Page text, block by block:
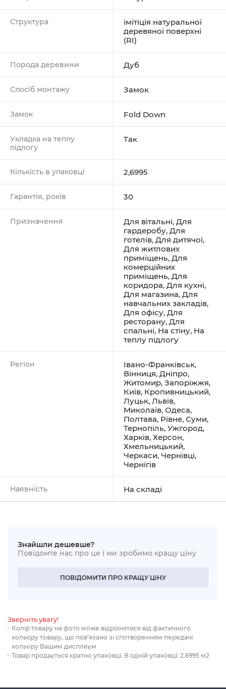
Структура
імітіція натуральної
деревяної поверхні
(RI)
Порода деревини Дуб
Спосіб монтажу Замок
Замок Fold Down
Укладка на теплу
підлогу
Так
Кількість в упаковці 2,6995
Гарантія, років 30
Призначення Для вітальні, Для
гардеробу, Для
готелів, Для дитячої,
Для житлових
приміщень, Для
комерційних
приміщень, Для
коридора, Для кухні,
Для магазина, Для
навчальних закладів,
Для офісу, Для
ресторану, Для
спальні, На стіну, На
теплу підлогу
Регіон Івано-Франківськ,
Вінниця, Дніпро,
Житомир, Запоріжжя,
Київ, Кропивницький,
Луцьк, Львів,
Миколаїв, Одеса,
Полтава, Рівне, Суми,
Тернопіль, Ужгород,
Харків, Херсон,
Хмельницький,
Черкаси, Чернівці,
Чернігів
Наявність На складі
Знайшли дешевше?
Повідомте нас про це і ми зробимо кращу ціну
ПОВІДОМИТИ ПРО КРАЩУ ЦІНУ
Зверніть увагу!
Колір товару на фото може відрізнятися від фактичного
кольору товару, що пов‘язано зі спотворенням передачі
кольору Вашим дисплеєм
Товар продається кратно упаковці. В одній упаковці: 2.6995 м2